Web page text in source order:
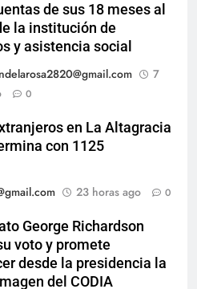
de sus 18 meses al
la institución de
y asistencia social
7
0
en La Altagracia
con 1125
23 horas ago 0
George Richardson
voto y promete
desde la presidencia la
del CODIA